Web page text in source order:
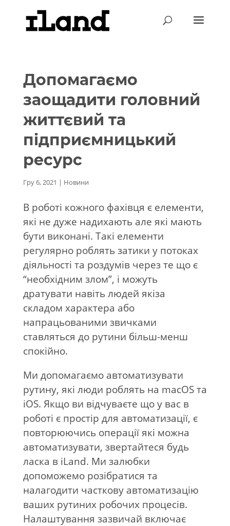
Допомагаємо
заощадити головний
життєвий та
підприємницький
ресурс
Гру 6, 2021 | Новини
В роботі кожного фахівця є елементи,
які не дуже надихають але які мають
бути виконані. Такі елементи
регулярно роблять затики у потоках
діяльності та роздумів через те що є
“необхідним злом”, і можуть
дратувати навіть людей якіза
складом характера або
напрацьованими звичками
ставляться до рутини більш-менш
спокійно.
Ми допомагаємо автоматизувати
рутину, які люди роблять на macOS та
iOS. Якщо ви відчуваєте що у вас в
роботі є простір для автоматизації, є
повторюючись операції які можна
автоматизувати, звертайтеся будь
ласка в iLand. Ми залюбки
допоможемо розібратися та
налагодити часткову автоматизацію
ваших рутиних робочих процесів.
Налаштування зазвичай включає